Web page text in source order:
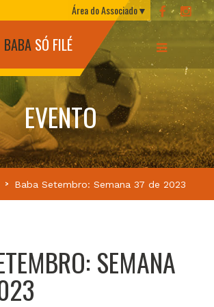
Área do Associado
BABA SÓ FILÉ
EVENTO
Baba Setembro: Semana 37 de 2023
SEMANA